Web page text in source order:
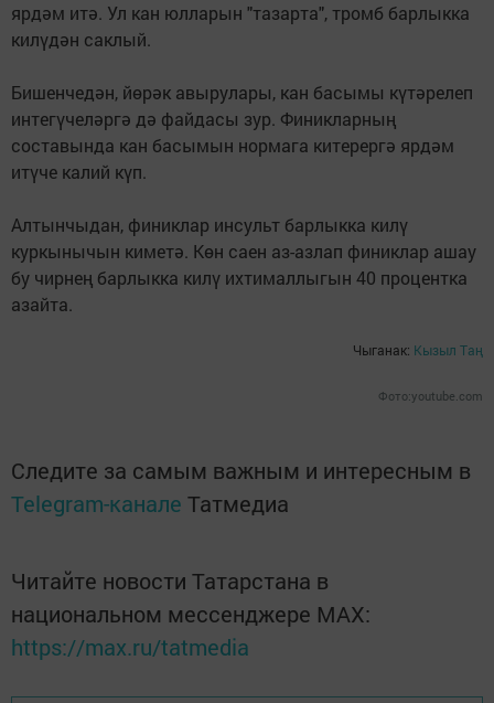
ярдәм итә. Ул кан юлларын "тазарта", тромб барлыкка
килүдән саклый.
Бишенчедән, йөрәк авырулары, кан басымы күтәрелеп
интегүчеләргә дә файдасы зур. Финикларның
составында кан басымын нормага китерергә ярдәм
итүче калий күп.
Алтынчыдан, финиклар инсульт барлыкка килү
куркынычын киметә. Көн саен аз-азлап финиклар ашау
бу чирнең барлыкка килү ихтималлыгын 40 процентка
азайта.
Чыганак: Кызыл Таң
Фото:youtube.com
Следите за самым важным и интересным в
Telegram-канале Татмедиа
Читайте новости Татарстана в
национальном мессенджере MАХ:
https://max.ru/tatmedia